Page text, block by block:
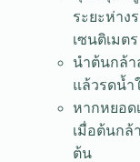
ระยะห่าง
เซนติเมตร
นำต้นกล้า
แล้วรดน้ำ
หากหยอด
เมื่อต้นกล้
ต้น